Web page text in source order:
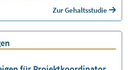
Zur Gehaltsstudie